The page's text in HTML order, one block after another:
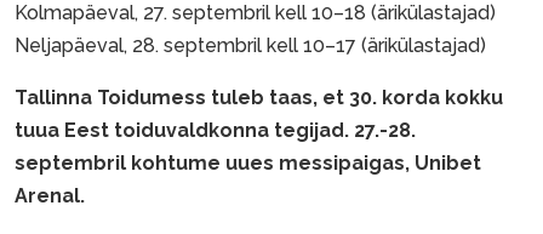
Kolmapäeval, 27. septembril kell 10–18 (ärikülastajad)
Neljapäeval, 28. septembril kell 10–17 (ärikülastajad)
Tallinna Toidumess tuleb taas, et 30. korda kokku
tuua Eest toiduvaldkonna tegijad. 27.-28.
septembril kohtume uues messipaigas, Unibet
Arenal.